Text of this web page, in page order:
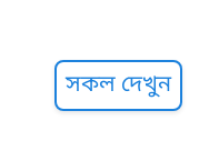
সকল দেখুন